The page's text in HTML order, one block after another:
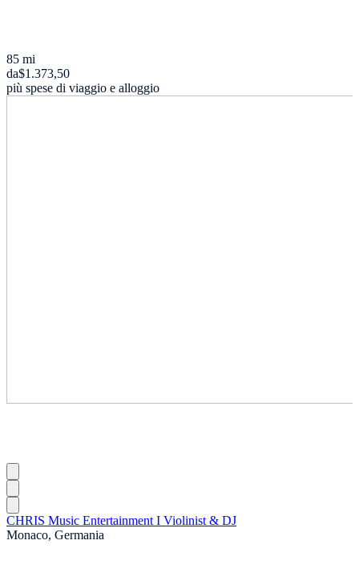
85 mi
da$1.373,50
più spese di viaggio e alloggio
CHRIS Music Entertainment I Violinist & DJ
Monaco, Germania